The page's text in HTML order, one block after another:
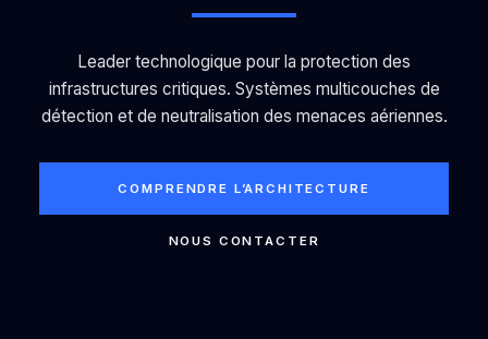
Leader technologique pour la protection des
infrastructures critiques. Systèmes multicouches de
détection et de neutralisation des menaces aériennes.
COMPRENDRE L’ARCHITECTURE
NOUS CONTACTER